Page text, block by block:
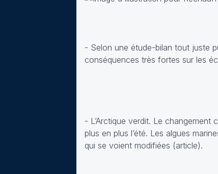
- Selon une étude-bilan tout juste
conséquences très fortes sur les
- L’Arctique verdit. Le
plus en plus l’été. Les algues
qui se voient modifiées (article).